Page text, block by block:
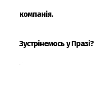
компанія.
Зустрінемось у Празі?